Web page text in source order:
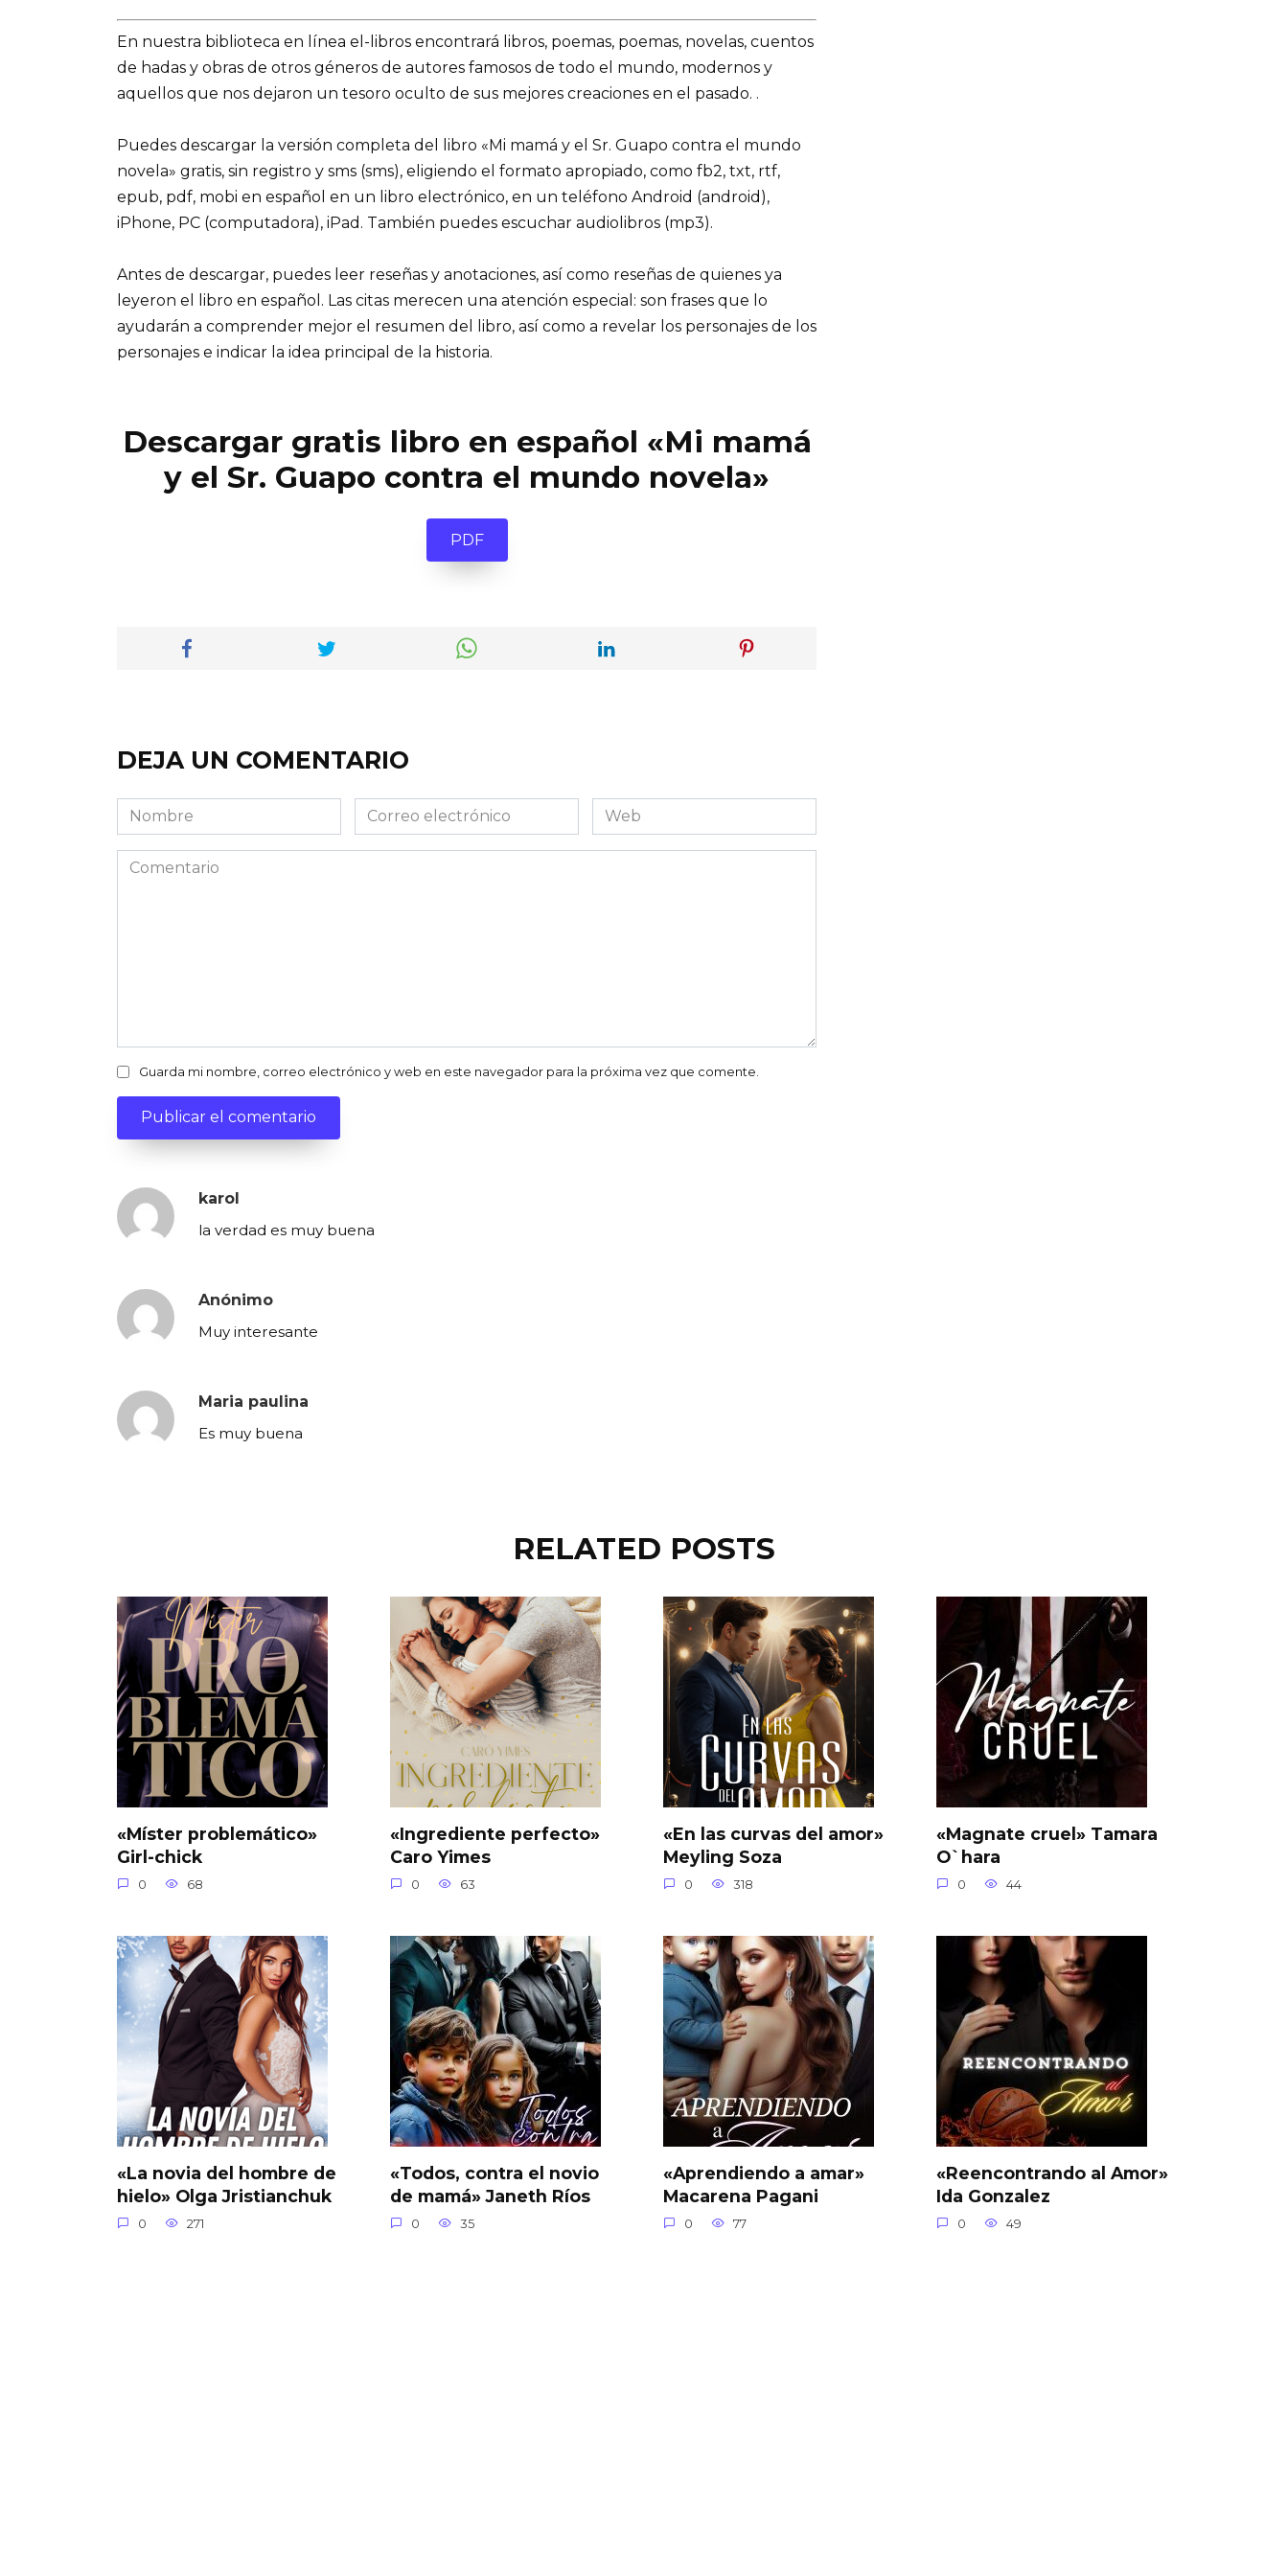
En nuestra biblioteca en línea el-libros encontrará libros, poemas, poemas, novelas, cuentos
de hadas y obras de otros géneros de autores famosos de todo el mundo, modernos y
aquellos que nos dejaron un tesoro oculto de sus mejores creaciones en el pasado. .
Puedes descargar la versión completa del libro «Mi mamá y el Sr. Guapo contra el mundo
novela» gratis, sin registro y sms (sms), eligiendo el formato apropiado, como fb2, txt, rtf,
epub, pdf, mobi en español en un libro electrónico, en un teléfono Android (android),
iPhone, PC (computadora), iPad. También puedes escuchar audiolibros (mp3).
Antes de descargar, puedes leer reseñas y anotaciones, así como reseñas de quienes ya
leyeron el libro en español. Las citas merecen una atención especial: son frases que lo
ayudarán a comprender mejor el resumen del libro, así como a revelar los personajes de los
personajes e indicar la idea principal de la historia.
Descargar gratis libro en español «Mi mamá
y el Sr. Guapo contra el mundo novela»
PDF
DEJA UN COMENTARIO
Nombre
Correo
electrónico
Web
Comentario
Guarda mi nombre, correo electrónico y web en este navegador para la próxima vez que comente.
karol
la verdad es muy buena
Anónimo
Muy interesante
Maria paulina
Es muy buena
RELATED POSTS
«Míster problemático»
Girl-chick
0 68
«Ingrediente perfecto»
Caro Yimes
0 63
«En las curvas del amor»
Meyling Soza
0 318
«Magnate cruel» Tamara
O`hara
0 44
«La novia del hombre de
hielo» Olga Jristianchuk
0 271
«Todos, contra el novio
de mamá» Janeth Ríos
0 35
«Aprendiendo a amar»
Macarena Pagani
0 77
«Reencontrando al Amor»
Ida Gonzalez
0 49